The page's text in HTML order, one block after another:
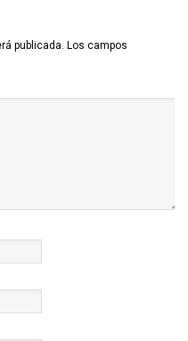
publicada. Los campos